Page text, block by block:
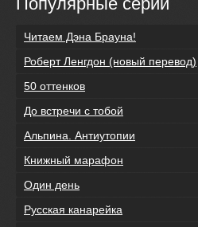
Читаем Дэна Брауна!
Роберт Ленгдон (новый перевод)
50 оттенков
До встречи с тобой
Альпина. Антиутопии
Книжный марафон
Один день
Русская канарейка